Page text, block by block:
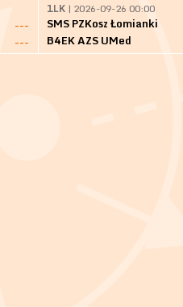
---
---
1LK | 2026-09-26 00:00
SMS PZKosz Łomianki
B4EK AZS UMed